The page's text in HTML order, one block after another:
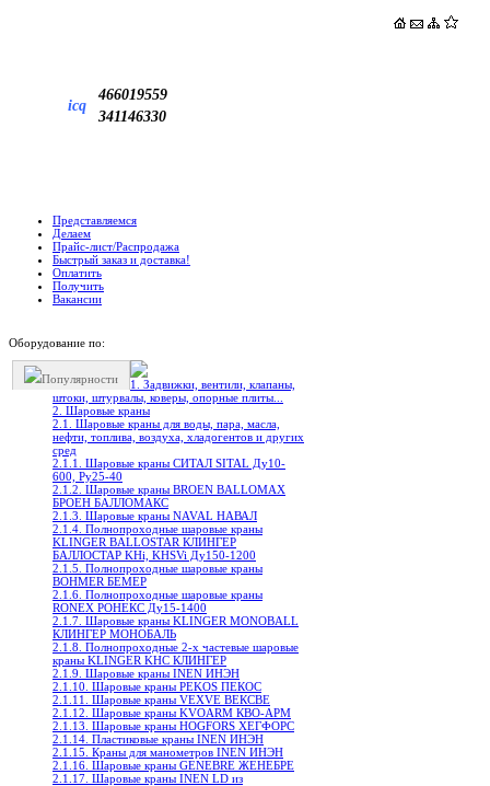
icq
466019559
341146330
Представляемся
Делаем
Прайс-лист/Распродажа
Быстрый заказ и доставка!
Оплатить
Получить
Вакансии
Оборудование по:
Популярности
1. Задвижки, вентили, клапаны,
штоки, штурвалы, коверы, опорные плиты...
2. Шаровые краны
2.1. Шаровые краны для воды, пара, масла,
нефти, топлива, воздуха, хладогентов и других
сред
2.1.1. Шаровые краны СИТАЛ SITAL Ду10-
600, Ру25-40
2.1.2. Шаровые краны BROEN BALLOMAX
БРОЕН БАЛЛОМАКС
2.1.3. Шаровые краны NAVAL НАВАЛ
2.1.4. Полнопроходные шаровые краны
KLINGER BALLOSTAR КЛИНГЕР
БАЛЛОСТАР KHi, KHSVi Ду150-1200
2.1.5. Полнопроходные шаровые краны
BOHMER БЕМЕР
2.1.6. Полнопроходные шаровые краны
RONEX РОНЕКС Ду15-1400
2.1.7. Шаровые краны KLINGER MONOBALL
КЛИНГЕР МОНОБАЛЬ
2.1.8. Полнопроходные 2-х частевые шаровые
краны KLINGER KHC КЛИНГЕР
2.1.9. Шаровые краны INEN ИНЭН
2.1.10. Шаровые краны PEKOS ПЕКОС
2.1.11. Шаровые краны VEXVE ВЕКСВЕ
2.1.12. Шаровые краны KVOARM КВО-АРМ
2.1.13. Шаровые краны HOGFORS ХЕГФОРС
2.1.14. Пластиковые краны INEN ИНЭН
2.1.15. Краны для манометров INEN ИНЭН
2.1.16. Шаровые краны GENEBRE ЖЕНЕБРЕ
2.1.17. Шаровые краны INEN LD из